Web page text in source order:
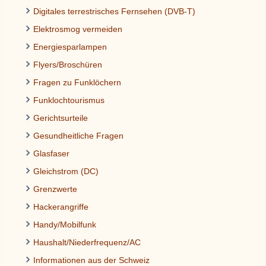
Digitales terrestrisches Fernsehen (DVB-T)
Elektrosmog vermeiden
Energiesparlampen
Flyers/Broschüren
Fragen zu Funklöchern
Funklochtourismus
Gerichtsurteile
Gesundheitliche Fragen
Glasfaser
Gleichstrom (DC)
Grenzwerte
Hackerangriffe
Handy/Mobilfunk
Haushalt/Niederfrequenz/AC
Informationen aus der Schweiz